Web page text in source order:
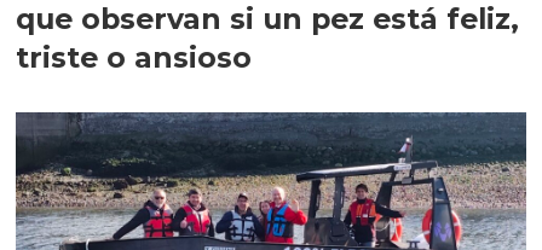
que observan si un pez está feliz,
triste o ansioso